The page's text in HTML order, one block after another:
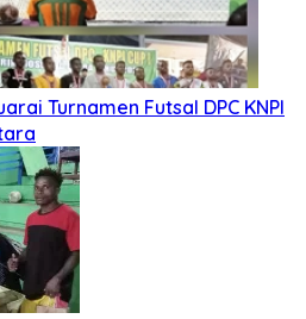
Turnamen Futsal DPC KNPI